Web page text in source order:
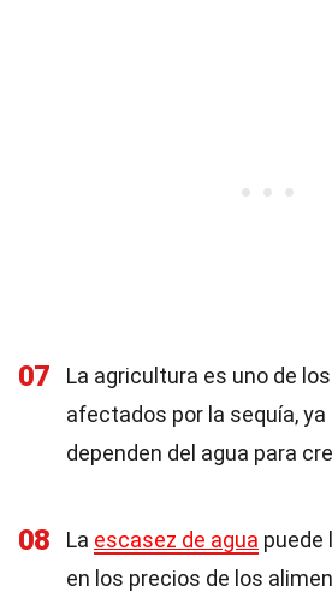
07
La agricultura es uno de
afectados por la sequía,
dependen del agua para
08 La escasez de agua puede
en los precios de los